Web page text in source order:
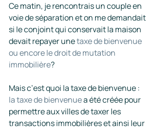
Ce matin, je rencontrais un couple en
voie de séparation et on me demandait
si le conjoint qui conservait la maison
devait repayer une taxe de bienvenue
ou encore le droit de mutation
immobilière?
Mais c’est quoi la taxe de bienvenue :
la taxe de bienvenue a été créée pour
permettre aux villes de taxer les
transactions immobilières et ainsi leur